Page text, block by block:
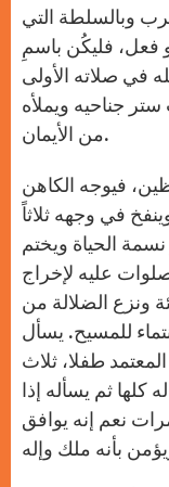
وبالسلطة التي
فعل، فليكُن باسمِ
يسأل الله في صلاته الأولى
جناحيه ويملأه
من الأيمان.
فيوجه الكاهن
في وجهه ثلاثاً
الحياة ويختم
عليه لإخراج
ونزع الضلالة من
للمسيح. يسأل
طفلا، ثلاث
كلها ثم يسأله إذا
نعم إنه يوافق